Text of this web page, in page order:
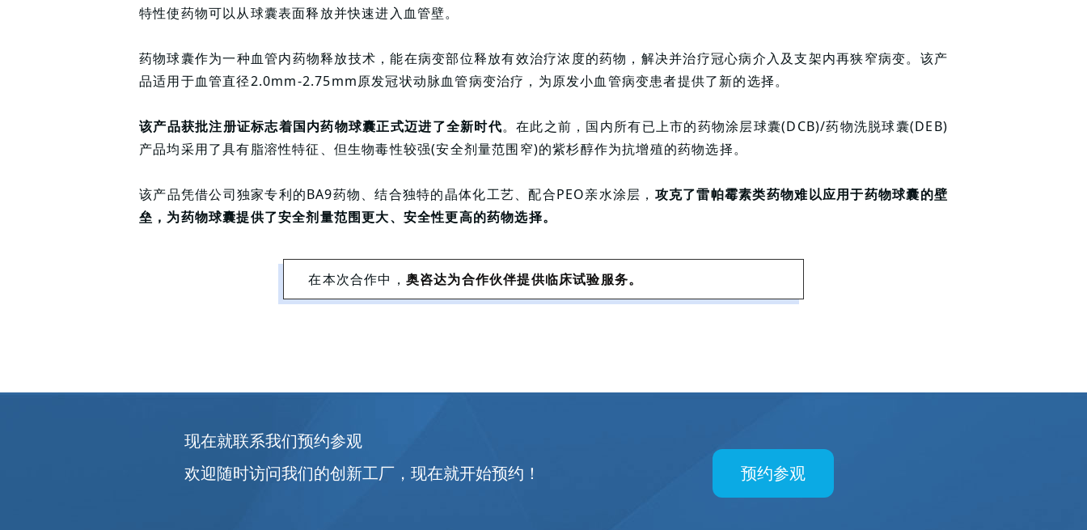
特性使药物可以从球囊表面释放并快速进入血管壁。
药物球囊作为一种血管内药物释放技术，能在病变部位释放有效治疗浓度的药物，解决并治疗冠心病介入及支架内再狭窄病变。该产
品适用于血管直径2.0mm-2.75mm原发冠状动脉血管病变治疗，为原发小血管病变患者提供了新的选择。
该产品获批注册证标志着国内药物球囊正式迈进了全新时代。在此之前，国内所有已上市的药物涂层球囊(DCB)/药物洗脱球囊(DEB)
产品均采用了具有脂溶性特征、但生物毒性较强(安全剂量范围窄)的紫杉醇作为抗增殖的药物选择。
该产品凭借公司独家专利的BA9药物、结合独特的晶体化工艺、配合PEO亲水涂层， 攻克了雷帕霉素类药物难以应用于药物球囊的壁
垒，为药物球囊提供了安全剂量范围更大、安全性更高的药物选择。
在本次合作中， 奥咨达为合作伙伴提供临床试验服务。
现在就联系我们预约参观
欢迎随时访问我们的创新工厂，现在就开始预约！
预约参观